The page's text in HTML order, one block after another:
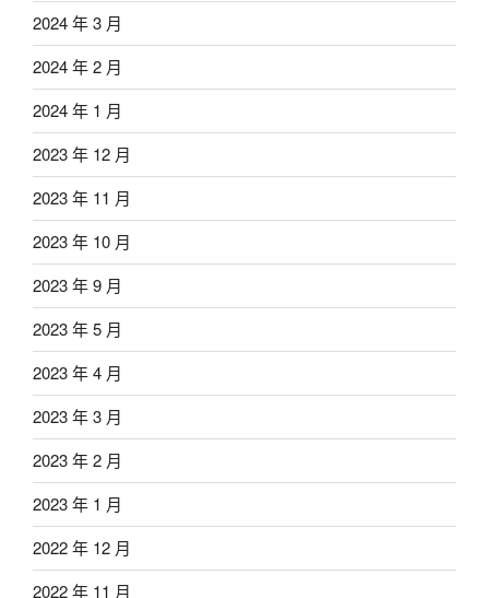
2024 年 3 月
2024 年 2 月
2024 年 1 月
2023 年 12 月
2023 年 11 月
2023 年 10 月
2023 年 9 月
2023 年 5 月
2023 年 4 月
2023 年 3 月
2023 年 2 月
2023 年 1 月
2022 年 12 月
2022 年 11 月